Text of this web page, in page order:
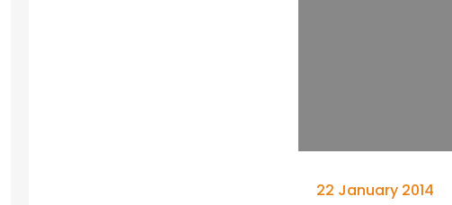
22 January 2014